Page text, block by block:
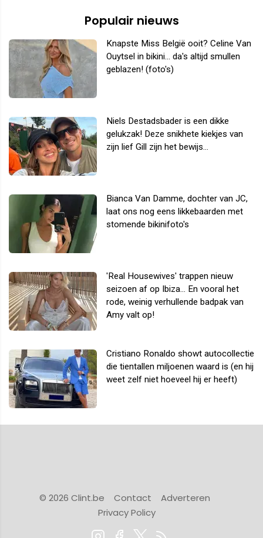
Populair nieuws
Knapste Miss België ooit? Celine Van
Ouytsel in bikini... da's altijd smullen
geblazen! (foto's)
Niels Destadsbader is een dikke
gelukzak! Deze snikhete kiekjes van
zijn lief Gill zijn het bewijs...
Bianca Van Damme, dochter van JC,
laat ons nog eens likkebaarden met
stomende bikinifoto's
'Real Housewives' trappen nieuw
seizoen af op Ibiza... En vooral het
rode, weinig verhullende badpak van
Amy valt op!
Cristiano Ronaldo showt autocollectie
die tientallen miljoenen waard is (en hij
weet zelf niet hoeveel hij er heeft)
© 2026 Clint.be Contact
Adverteren
Privacy Policy